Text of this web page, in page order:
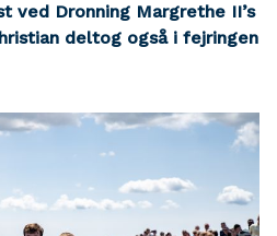
ved Dronning Margrethe II’s
deltog også i fejringen